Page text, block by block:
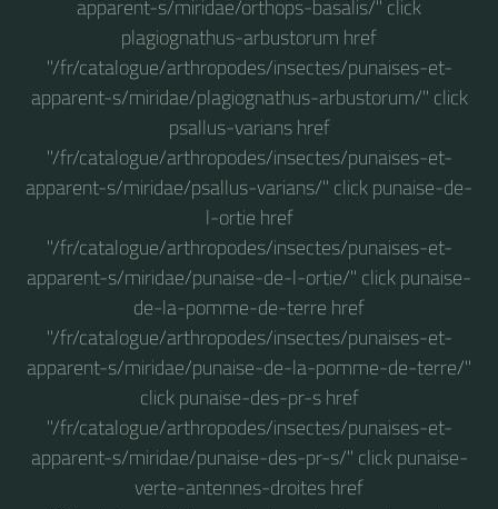
apparent-s/miridae/orthops-basalis/" click
plagiognathus-arbustorum href
"/fr/catalogue/arthropodes/insectes/punaises-et-
apparent-s/miridae/plagiognathus-arbustorum/" click
psallus-varians href
"/fr/catalogue/arthropodes/insectes/punaises-et-
apparent-s/miridae/psallus-varians/" click punaise-de-
l-ortie href
"/fr/catalogue/arthropodes/insectes/punaises-et-
apparent-s/miridae/punaise-de-l-ortie/" click punaise-
de-la-pomme-de-terre href
"/fr/catalogue/arthropodes/insectes/punaises-et-
apparent-s/miridae/punaise-de-la-pomme-de-terre/"
click punaise-des-pr-s href
"/fr/catalogue/arthropodes/insectes/punaises-et-
apparent-s/miridae/punaise-des-pr-s/" click punaise-
verte-antennes-droites href